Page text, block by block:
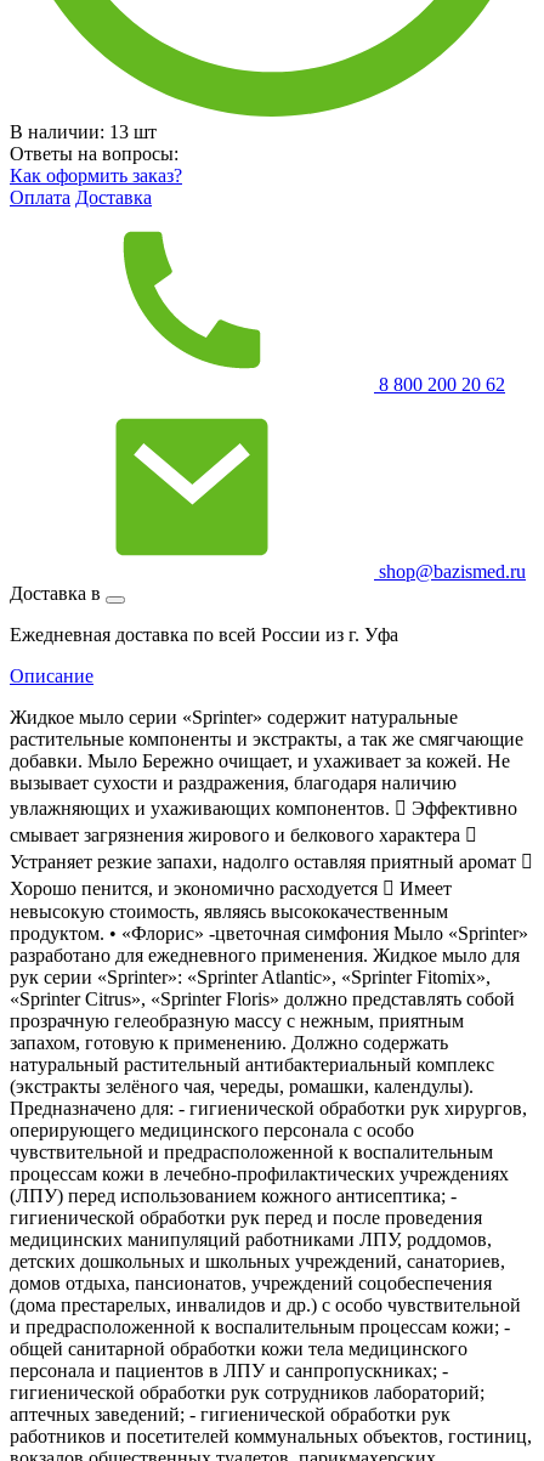
В наличии: 13 шт
Ответы на вопросы:
Как оформить заказ?
Оплата Доставка
8 800 200 20 62
shop@bazismed.ru
Доставка в
Ежедневная доставка по всей России из г. Уфа
Описание
Жидкое мыло серии «Sprinter» содержит натуральные
растительные компоненты и экстракты, а так же смягчающие
добавки. Мыло Бережно очищает, и ухаживает за кожей. Не
вызывает сухости и раздражения, благодаря наличию
увлажняющих и ухаживающих компонентов.  Эффективно
смывает загрязнения жирового и белкового характера 
Устраняет резкие запахи, надолго оставляя приятный аромат 
Хорошо пенится, и экономично расходуется  Имеет
невысокую стоимость, являясь высококачественным
продуктом. • «Флорис» -цветочная симфония Мыло «Sprinter»
разработано для ежедневного применения. Жидкое мыло для
рук серии «Sprinter»: «Sprinter Atlantic», «Sprinter Fitomix»,
«Sprinter Citrus», «Sprinter Floris» должно представлять собой
прозрачную гелеобразную массу с нежным, приятным
запахом, готовую к применению. Должно содержать
натуральный растительный антибактериальный комплекс
(экстракты зелёного чая, череды, ромашки, календулы).
Предназначено для: - гигиенической обработки рук хирургов,
оперирующего медицинского персонала с особо
чувствительной и предрасположенной к воспалительным
процессам кожи в лечебно-профилактических учреждениях
(ЛПУ) перед использованием кожного антисептика; -
гигиенической обработки рук перед и после проведения
медицинских манипуляций работниками ЛПУ, роддомов,
детских дошкольных и школьных учреждений, санаториев,
домов отдыха, пансионатов, учреждений соцобеспечения
(дома престарелых, инвалидов и др.) с особо чувствительной
и предрасположенной к воспалительным процессам кожи; -
общей санитарной обработки кожи тела медицинского
персонала и пациентов в ЛПУ и санпропускниках; -
гигиенической обработки рук сотрудников лабораторий;
аптечных заведений; - гигиенической обработки рук
работников и посетителей коммунальных объектов, гостиниц,